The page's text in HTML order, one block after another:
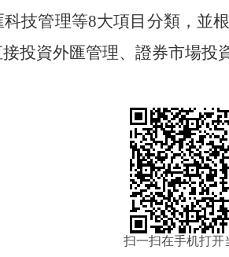
技管理等8大項目分類，並
投資外匯管理、證券市場投
扫一扫在手机打开